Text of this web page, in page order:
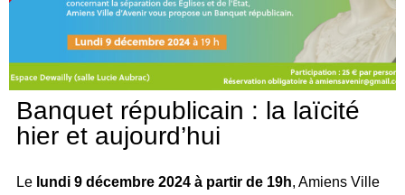
Banquet républicain : la laïcité
hier et aujourd’hui
Le lundi 9 décembre 2024 à partir de 19h, Amiens Ville